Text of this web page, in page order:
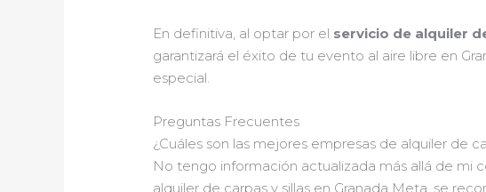
En definitiva, al optar por el servicio de alquiler
garantizará el éxito de tu evento al aire libre en
especial.
Preguntas Frecuentes
¿Cuáles son las mejores empresas de alquiler de
No tengo información actualizada más allá de mi
alquiler de carpas y sillas en Granada Meta, se